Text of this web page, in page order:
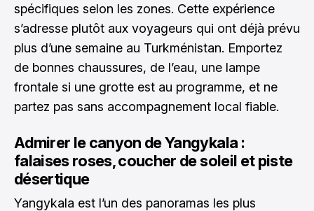
spécifiques selon les zones. Cette expérience
s’adresse plutôt aux voyageurs qui ont déjà prévu
plus d’une semaine au Turkménistan. Emportez
de bonnes chaussures, de l’eau, une lampe
frontale si une grotte est au programme, et ne
partez pas sans accompagnement local fiable.
Admirer le canyon de Yangykala :
falaises roses, coucher de soleil et piste
désertique
Yangykala est l’un des panoramas les plus